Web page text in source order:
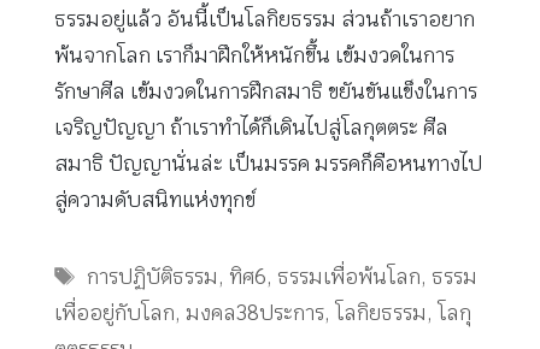
ธรรมอยู่แล้ว อันนี้เป็นโลกิยธรรม ส่วนถ้าเราอยาก
พ้นจากโลก เราก็มาฝึกให้หนักขึ้น เข้มงวดในการ
รักษาศีล เข้มงวดในการฝึกสมาธิ ขยันขันแข็งในการ
เจริญปัญญา ถ้าเราทำได้ก็เดินไปสู่โลกุตตระ ศีล
สมาธิ ปัญญานั่นล่ะ เป็นมรรค มรรคก็คือหนทางไป
สู่ความดับสนิทแห่งทุกข์
Tags
การปฏิบัติธรรม, ทิศ6, ธรรมเพื่อพ้นโลก, ธรรม
เพื่ออยู่กับโลก, มงคล38ประการ, โลกิยธรรม, โลกุ